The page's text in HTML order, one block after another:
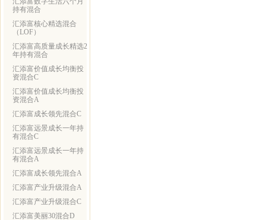
持有混合
汇添富核心精选混合
（LOF）
汇添富高质量成长精选2
年持有混合
汇添富价值成长均衡投
资混合C
汇添富价值成长均衡投
资混合A
汇添富成长领先混合C
汇添富远景成长一年持
有混合C
汇添富远景成长一年持
有混合A
汇添富成长领先混合A
汇添富产业升级混合A
汇添富产业升级混合C
汇添富美丽30混合D